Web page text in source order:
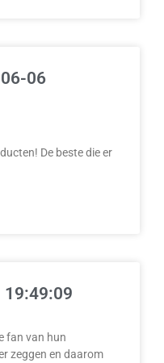
06
De beste die er
19:49:09
fan van hun
zeggen en daarom